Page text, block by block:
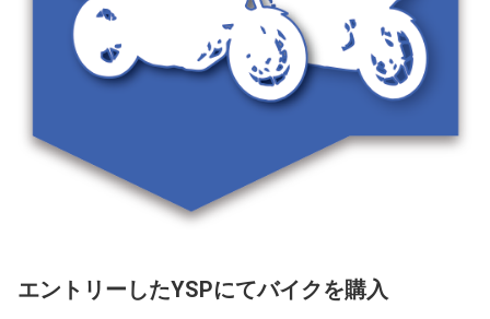
エントリーしたYSPにてバイクを購入